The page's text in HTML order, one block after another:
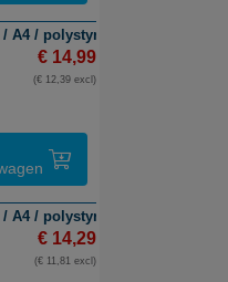
/ A4 / polystyreen / blauw en wit
€ 14,99
(€ 12,39 excl)
/ A4 / polystyreen / groen / 1
€ 14,29
(€ 11,81 excl)